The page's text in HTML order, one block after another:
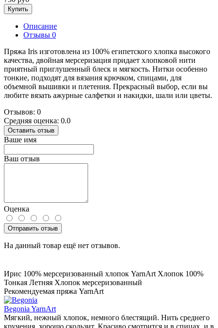
Купить
Описание
Отзывы 0
Пряжа Iris изготовлена из 100% египетского хлопка высокого
качества, двойная мерсеризация придает хлопковой нити
приятный приглушенный блеск и мягкость. Нитки особенно
тонкие, подходят для вязания крючком, спицами, для
объемной вышивки и плетения. Прекрасный выбор, если вы
любите вязать ажурные салфетки и накидки, шали или цветы.
Отзывов: 0
Средняя оценка: 0.0
Оставить отзыв
Ваше имя
Ваш отзыв
Оценка
Отправить отзыв
На данный товар ещё нет отзывов.
Ирис 100% мерсеризованный хлопок YarnArt Хлопок 100%
Тонкая Летняя Хлопок мерсеризованный
Рекомендуемая пряжа YarnArt
Begonia YarnArt
Мягкий, нежный хлопок, немного блестящий. Нить среднего
кручения, хорошо скользит. Красиво смотрится и в спицах, и в